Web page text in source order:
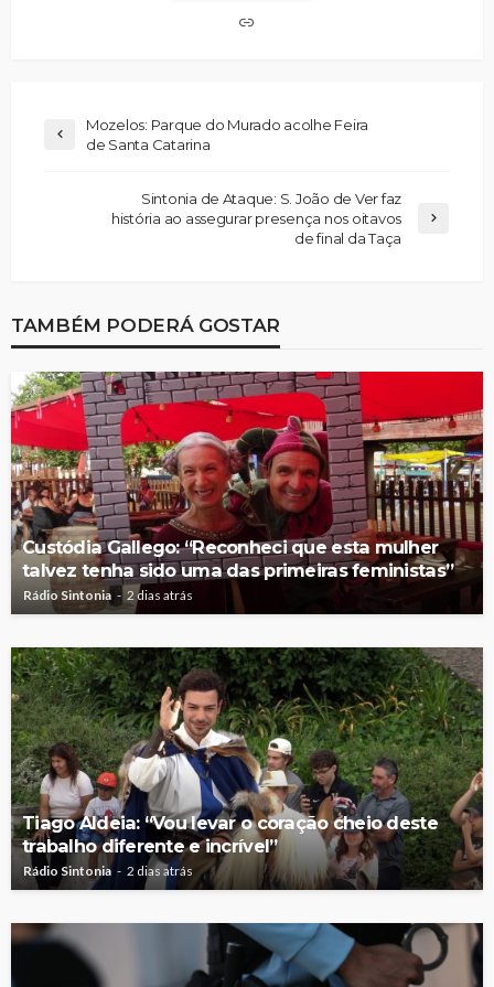
Mozelos: Parque do Murado acolhe Feira
de Santa Catarina
Sintonia de Ataque: S. João de Ver faz
história ao assegurar presença nos oitavos
de final da Taça
TAMBÉM PODERÁ GOSTAR
Custódia Gallego: “Reconheci que esta mulher
talvez tenha sido uma das primeiras feministas”
Rádio Sintonia 2 dias atrás
Tiago Aldeia: “Vou levar o coração cheio deste
trabalho diferente e incrível”
Rádio Sintonia 2 dias atrás